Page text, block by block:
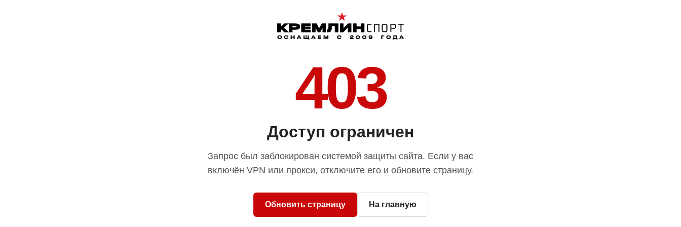
403
Доступ ограничен
Запрос был заблокирован системой защиты сайта. Если у вас
включён VPN или прокси, отключите его и обновите страницу.
Обновить страницу На главную